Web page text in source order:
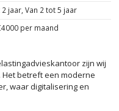
jaar, Van 2 tot 5 jaar
per maand
zijn wij
betreft een moderne
waar digitalisering en